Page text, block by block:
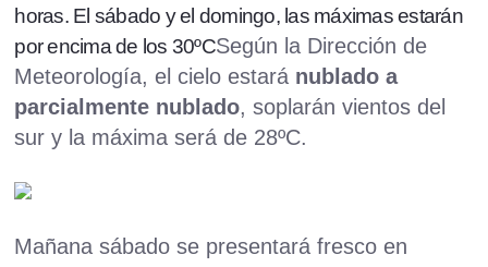
horas. El sábado y el domingo, las máximas estarán
por encima de los 30ºCSegún la Dirección de
Meteorología, el cielo estará nublado a
parcialmente nublado, soplarán vientos del
sur y la máxima será de 28ºC.
Mañana sábado se presentará fresco en